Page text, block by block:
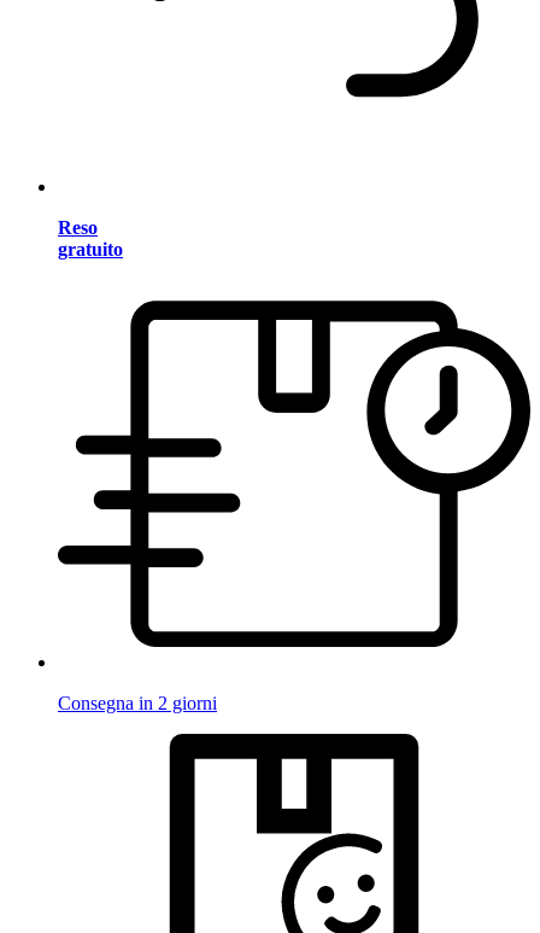
Reso
gratuito
Consegna in 2 giorni